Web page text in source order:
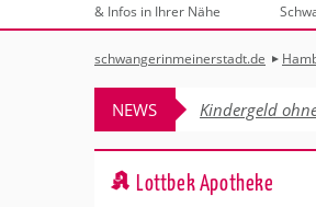
& Infos in Ihrer Nähe
Städteauswahl
Adressen
Behördengänge &
schwangerinmeinerstadt.de
NEWS Kindergeld
Lottbek Apotheke